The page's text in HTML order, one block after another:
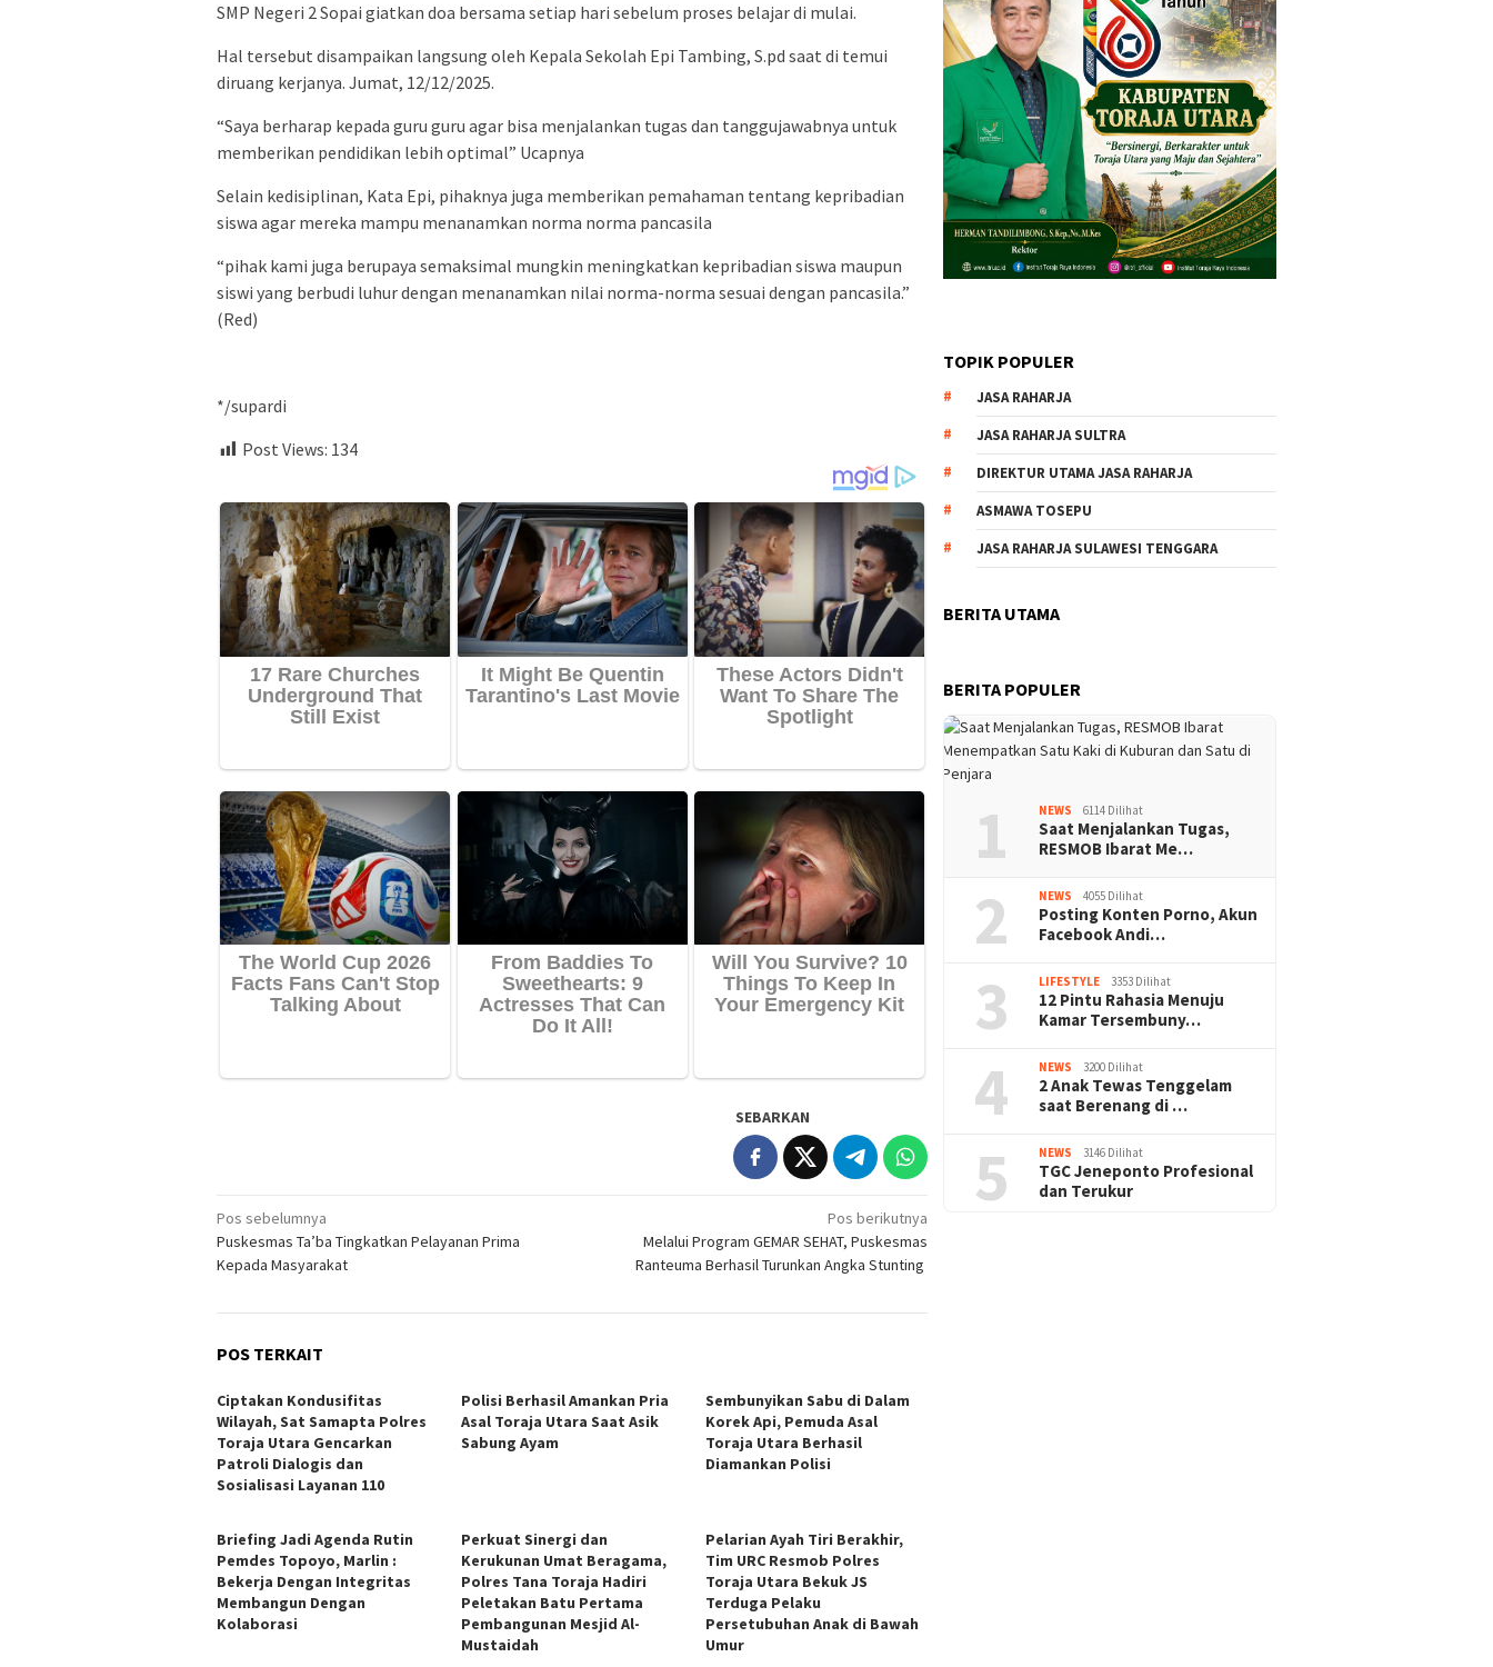
SMP Negeri 2 Sopai giatkan doa bersama setiap hari sebelum proses belajar di mulai.
Hal tersebut disampaikan langsung oleh Kepala Sekolah Epi Tambing, S.pd saat di temui
diruang kerjanya. Jumat, 12/12/2025.
“Saya berharap kepada guru guru agar bisa menjalankan tugas dan tanggujawabnya untuk
memberikan pendidikan lebih optimal” Ucapnya
Selain kedisiplinan, Kata Epi, pihaknya juga memberikan pemahaman tentang kepribadian
siswa agar mereka mampu menanamkan norma norma pancasila
“pihak kami juga berupaya semaksimal mungkin meningkatkan kepribadian siswa maupun
siswi yang berbudi luhur dengan menanamkan nilai norma-norma sesuai dengan pancasila.”
(Red)
*/supardi
Post Views: 134
SEBARKAN
Navigasi
pos
Pos sebelumnya
Puskesmas Ta’ba Tingkatkan Pelayanan Prima
Kepada Masyarakat
Pos berikutnya
Melalui Program GEMAR SEHAT, Puskesmas
Ranteuma Berhasil Turunkan Angka Stunting
POS TERKAIT
Ciptakan Kondusifitas
Wilayah, Sat Samapta Polres
Toraja Utara Gencarkan
Patroli Dialogis dan
Sosialisasi Layanan 110
Polisi Berhasil Amankan Pria
Asal Toraja Utara Saat Asik
Sabung Ayam
Sembunyikan Sabu di Dalam
Korek Api, Pemuda Asal
Toraja Utara Berhasil
Diamankan Polisi
Briefing Jadi Agenda Rutin
Pemdes Topoyo, Marlin :
Bekerja Dengan Integritas
Membangun Dengan
Kolaborasi
Perkuat Sinergi dan
Kerukunan Umat Beragama,
Polres Tana Toraja Hadiri
Peletakan Batu Pertama
Pembangunan Mesjid Al-
Mustaidah
Pelarian Ayah Tiri Berakhir,
Tim URC Resmob Polres
Toraja Utara Bekuk JS
Terduga Pelaku
Persetubuhan Anak di Bawah
Umur
TOPIK POPULER
JASA RAHARJA
JASA RAHARJA SULTRA
DIREKTUR UTAMA JASA RAHARJA
ASMAWA TOSEPU
JASA RAHARJA SULAWESI TENGGARA
BERITA UTAMA
BERITA POPULER
1 NEWS 6114 Dilihat
Saat Menjalankan Tugas,
RESMOB Ibarat Me…
2 NEWS 4055 Dilihat
Posting Konten Porno, Akun
Facebook Andi…
3 LIFESTYLE 3353 Dilihat
12 Pintu Rahasia Menuju
Kamar Tersembuny…
4 NEWS 3200 Dilihat
2 Anak Tewas Tenggelam
saat Berenang di …
5 NEWS 3146 Dilihat
TGC Jeneponto Profesional
dan Terukur